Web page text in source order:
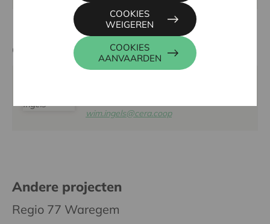
Contactpersoon
wim.ingels@cera.coop
Andere projecten
Regio 77 Waregem
COOKIES
AANVAARDEN
COOKIES
WEIGEREN